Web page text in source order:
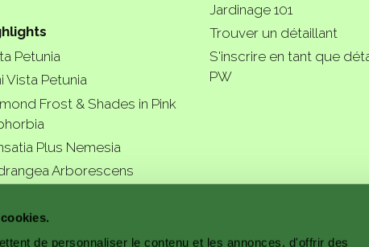
de personnaliser le contenu et les annonces, d'offrir des
Jardinage 101
Petunia
Vista Petunia
Frost & Shades in Pink
Plus Nemesia
Arborescens
Trouver un détaillant
S'inscrire en tant que
PW